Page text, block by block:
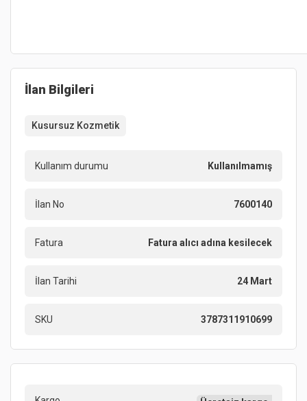
İlan Bilgileri
Kusursuz Kozmetik
Kullanım durumu Kullanılmamış
İlan No 7600140
Fatura Fatura alıcı adına kesilecek
İlan Tarihi 24 Mart
SKU 3787311910699